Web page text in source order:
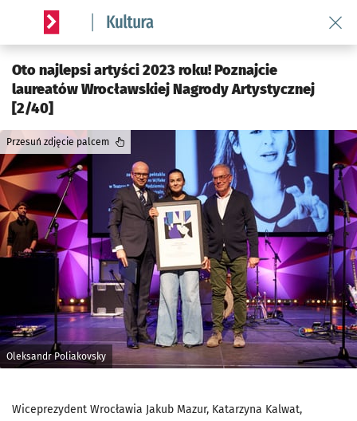
Serwis informacyjny wroclaw.pl podserwis: Kultura
Oto najlepsi artyści 2023 roku! Poznajcie
laureatów Wrocławskiej Nagrody Artystycznej
[2/40]
Oleksandr Poliakovsky
Przesuń zdjęcie palcem
Wiceprezydent Wrocławia Jakub Mazur, Katarzyna Kalwat,